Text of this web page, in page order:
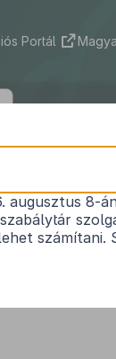
Portál
(VII.
augusztus 8-